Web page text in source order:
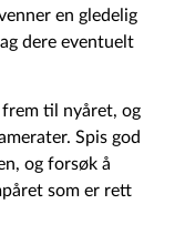
en gledelig
dere eventuelt
til nyåret, og
Spis god
og forsøk å
som er rett